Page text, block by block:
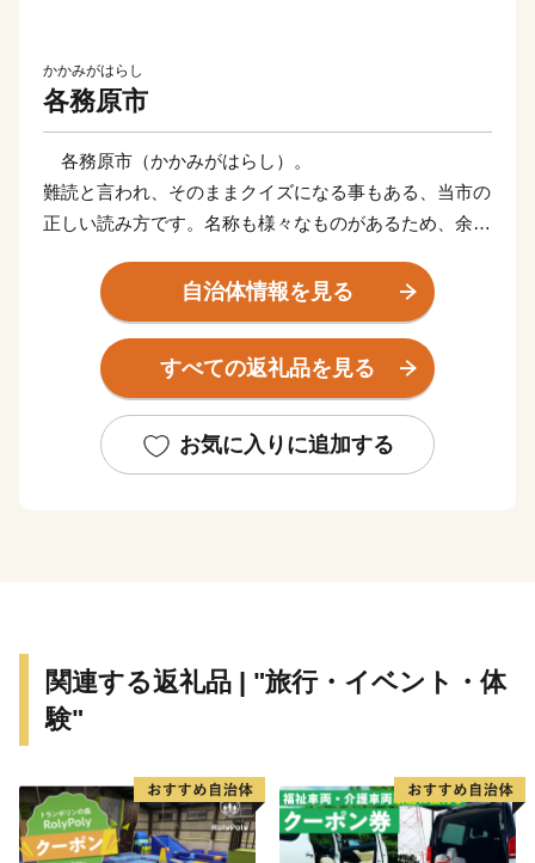
かかみがはらし
各務原市
各務原市（かかみがはらし）。
難読と言われ、そのままクイズになる事もある、当市の
正しい読み方です。名称も様々なものがあるため、余計
は、「かかみはら」と読む高校があったり、「かがみが
はら」と読む駅があったり。駅に関しては、書き方が
「各務ケ原」となっていますので、県外の人は「各務ケ
原市」と書く人もいるかもしれません。
市ですが、実はものづくりでは岐阜県No.1の実力を持っ
ています。市内には高い金属加工技術を背景に、国内有
速道路と直結した県内有数の観光施設「河川環境楽
園」、リニューアルした国内最大級の航空宇宙博物館
きています。
おもしろい取り組みもあります。150以上の公園が整
備され特徴的な公園も多い街ですが、近年はその公園を
自治体情報を見る
すべての返礼品を見る
お気に入りに追加する
関連する返礼品 | "旅行・イベント・体
験"